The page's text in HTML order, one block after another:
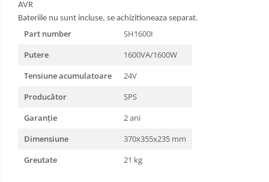
AVR
Bateriile nu sunt incluse, se achizitioneaza separat.
Part number
SH1600I
Putere
1600VA/1600W
Tensiune acumulatoare
24V
Producător
SPS
Garanție
2 ani
Dimensiune
370x355x235 mm
Greutate
21 kg